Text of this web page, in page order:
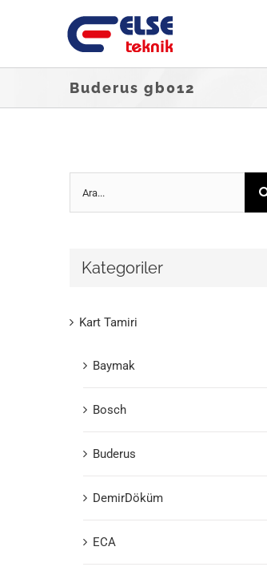
content
Buderus gb012
Kategoriler
Kart Tamiri
Baymak
Bosch
Buderus
DemirDöküm
ECA